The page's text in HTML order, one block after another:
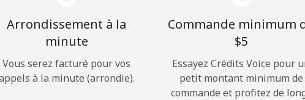
Rappel du mot de passe →
Arrondissement à la
minute
Vous serez facturé pour vos
à la minute (arrondie).
Commande minimum
⁦$5⁩
Essayez Crédits Voice pour
petit montant minimum de
commande et profitez de